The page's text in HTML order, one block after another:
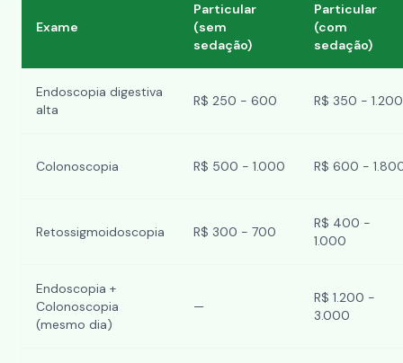
Exame
Particular
(sem
sedação)
Particular
(com
sedação)
Endoscopia digestiva
alta
R$ 250 - 600 R$ 350 - 1.200
Colonoscopia R$ 500 - 1.000 R$ 600 -
Retossigmoidoscopia R$ 300 - 700
R$ 400 -
1.000
Endoscopia +
Colonoscopia
(mesmo dia)
—
R$ 1.200 -
3.000